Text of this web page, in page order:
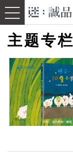
主题专栏